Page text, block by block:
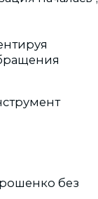
без